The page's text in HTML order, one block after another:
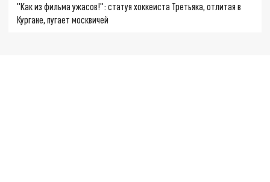
"Как из фильма ужасов!": статуя хоккеиста Третьяка, отлитая в
Кургане, пугает москвичей